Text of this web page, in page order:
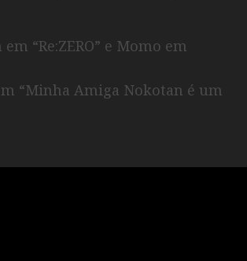
“Re:ZERO” e Momo em
“Minha Amiga Nokotan é um